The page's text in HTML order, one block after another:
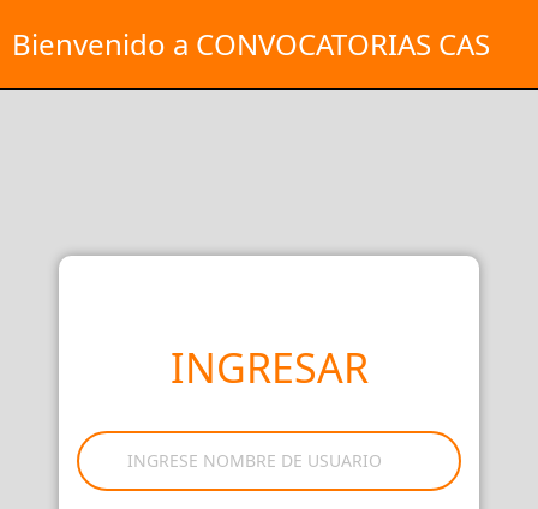
Bienvenido a CONVOCATORIAS CAS
INGRESAR